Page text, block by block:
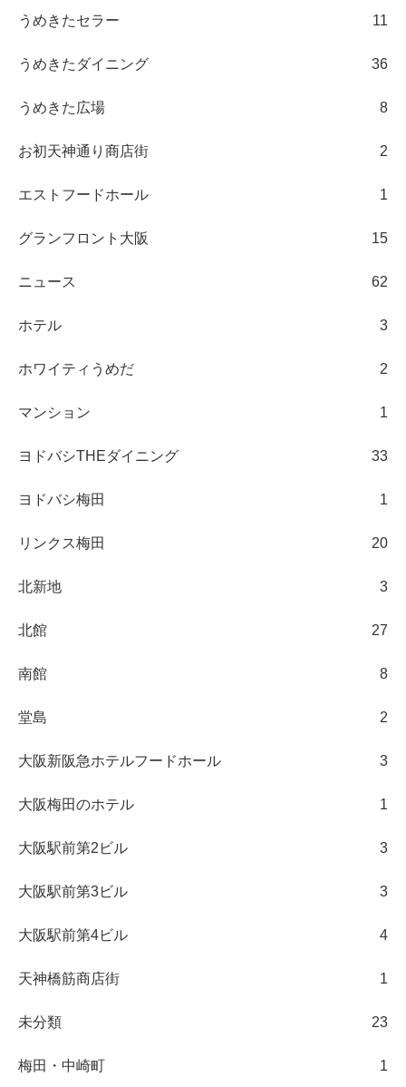
うめきたセラー 11
うめきたダイニング 36
うめきた広場 8
お初天神通り商店街 2
エストフードホール 1
グランフロント大阪 15
ニュース 62
ホテル 3
ホワイティうめだ 2
マンション 1
ヨドバシTHEダイニング 33
ヨドバシ梅田 1
リンクス梅田 20
北新地 3
北館 27
南館 8
堂島 2
大阪新阪急ホテルフードホール 3
大阪梅田のホテル 1
大阪駅前第2ビル 3
大阪駅前第3ビル 3
大阪駅前第4ビル 4
天神橋筋商店街 1
未分類 23
梅田・中崎町 1